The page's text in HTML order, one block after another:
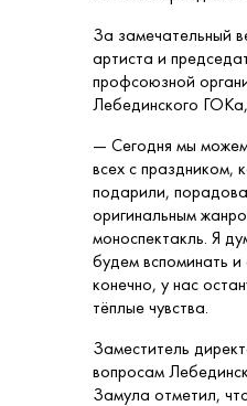
За замечательный
артиста и
профсоюзной
Лебединского
— Сегодня мы
всех с праздником,
подарили,
оригинальным
моноспектакль. Я
будем вспоминать
конечно, у нас
тёплые чувства.
Заместитель
вопросам
Замула отметил,